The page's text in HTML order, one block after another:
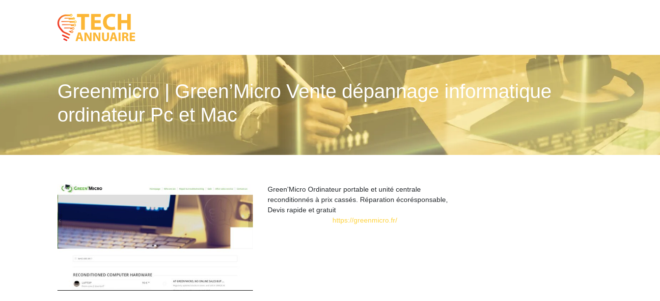
Greenmicro | Green’Micro Vente dépannage infor­mati­que
ordinateur Pc et Mac
Green'Micro Ordinateur portable et unité centrale
reconditionnés à prix cassés. Réparation écorésponsable,
Devis rapide et gratuit
https://greenmicro.fr/